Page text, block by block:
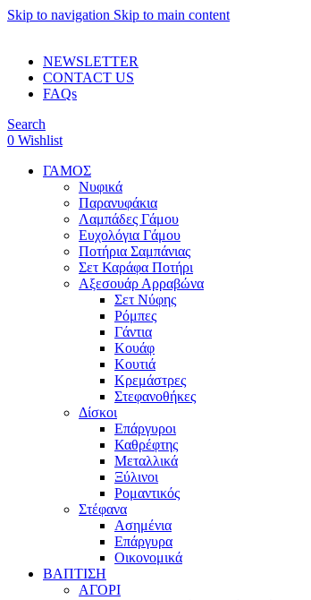
Skip to navigation Skip to main content
NEWSLETTER
CONTACT US
FAQs
Search
0 Wishlist
ΓΑΜΟΣ
Νυφικά
Παρανυφάκια
Λαμπάδες Γάμου
Ευχολόγια Γάμου
Ποτήρια Σαμπάνιας
Σετ Καράφα Ποτήρι
Αξεσουάρ Αρραβώνα
Σετ Νύφης
Ρόμπες
Γάντια
Κουάφ
Κουτιά
Κρεμάστρες
Στεφανοθήκες
Δίσκοι
Επάργυροι
Καθρέφτης
Μεταλλικά
Ξύλινοι
Ρομαντικός
Στέφανα
Ασημένια
Επάργυρα
Οικονομικά
ΒΑΠΤΙΣΗ
ΑΓΟΡΙ